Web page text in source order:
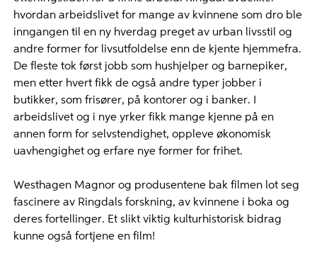
hvordan arbeidslivet for mange av kvinnene som dro ble
inngangen til en ny hverdag preget av urban livsstil og
andre former for livsutfoldelse enn de kjente hjemmefra.
De fleste tok først jobb som hushjelper og barnepiker,
men etter hvert fikk de også andre typer jobber i
butikker, som frisører, på kontorer og i banker. I
arbeidslivet og i nye yrker fikk mange kjenne på en
annen form for selvstendighet, oppleve økonomisk
uavhengighet og erfare nye former for frihet.
Westhagen Magnor og produsentene bak filmen lot seg
fascinere av Ringdals forskning, av kvinnene i boka og
deres fortellinger. Et slikt viktig kulturhistorisk bidrag
kunne også fortjene en film!